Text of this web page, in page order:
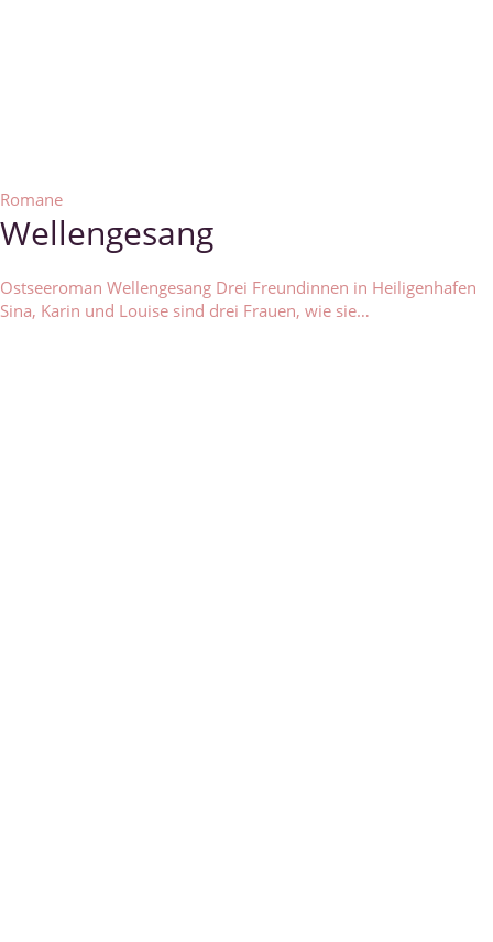
Romane
Wellengesang
Ostseeroman Wellengesang Drei Freundinnen in Heiligenhafen
Sina, Karin und Louise sind drei Frauen, wie sie…